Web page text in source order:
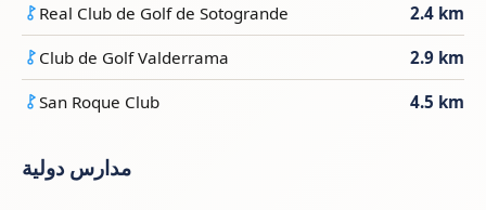
Real Club de Golf de Sotogrande 2.4 km
Club de Golf Valderrama 2.9 km
San Roque Club 4.5 km
مدارس دولية